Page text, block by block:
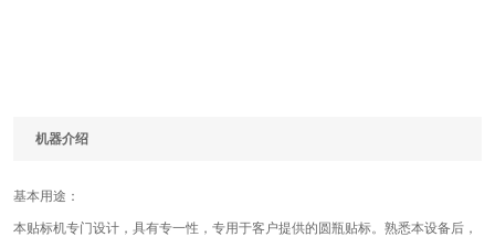
机器介绍
基本用途：
本贴标机专门设计，具有专一性，专用于客户提供的圆瓶贴标。熟悉本设备后，